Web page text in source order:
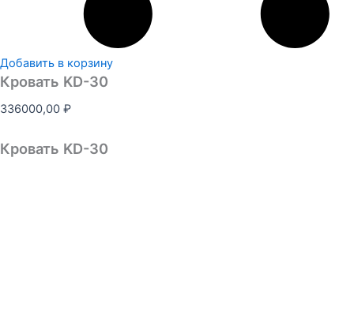
Добавить в корзину
Кровать KD-30
336000,00 ₽
Кровать KD-30